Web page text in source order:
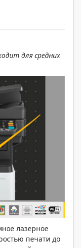
для средних
лазерное
печати до